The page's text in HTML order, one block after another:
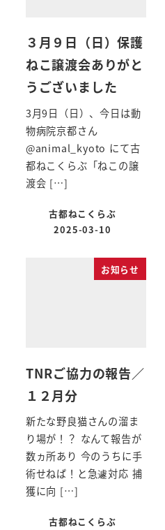
３月９日（日）保護
ねこ譲渡会ありがと
うございました
3月9日（日）、今日は動
物病院京都さん
@animal_kyoto にて古
都ねこくらぶ「ねこの譲
渡会 […]
古都ねこくらぶ
2025-03-10
お知らせ
TNRご協力の報告／
１２月分
新たな野良猫さんの溜ま
り場が！？ なんて報告が
数ヵ所あり 今のうちに手
術せねば！と急遽対応 捕
獲に向 […]
古都ねこくらぶ